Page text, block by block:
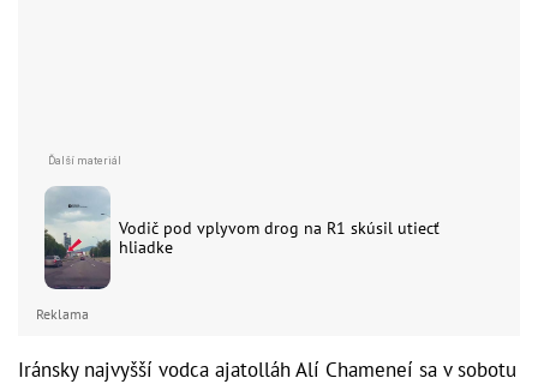
Vodič pod vplyvom drog na R1 skúsil utiecť
hliadke
Reklama
Iránsky najvyšší vodca ajatolláh Alí Chameneí sa v sobotu